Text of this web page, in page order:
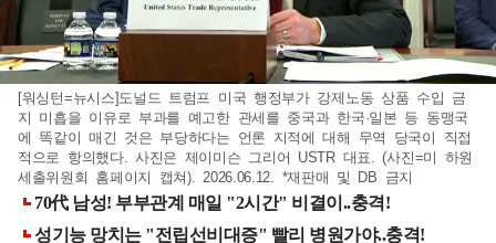
[워싱턴=뉴시스]도널드 트럼프 미국 행정부가 강제노동 상품 수입 금
지 미흡을 이유로 부과를 예고한 관세를 중국과 한국·일본 등 동맹국
에 똑같이 매긴 것은 부당하다는 언론 지적에 대해 무역 당국이 직접
적으로 항의했다. 사진은 제이미슨 그리어 USTR 대표. (사진=미 하원
세출위원회 홈페이지 캡쳐). 2026.06.12. *재판매 및 DB 금지